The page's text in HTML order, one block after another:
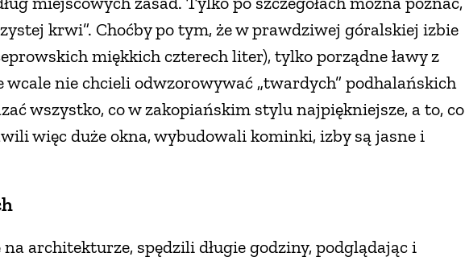
krwi”. Choćby po tym, że w prawdziwej góralskiej izbie
miękkich czterech liter), tylko porządne ławy z
wcale nie chcieli odwzorowywać „twardych” podhalańskich
wszystko, co w zakopiańskim stylu najpiękniejsze, a to, co
więc duże okna, wybudowali kominki, izby są jasne i
architekturze, spędzili długie godziny, podglądając i